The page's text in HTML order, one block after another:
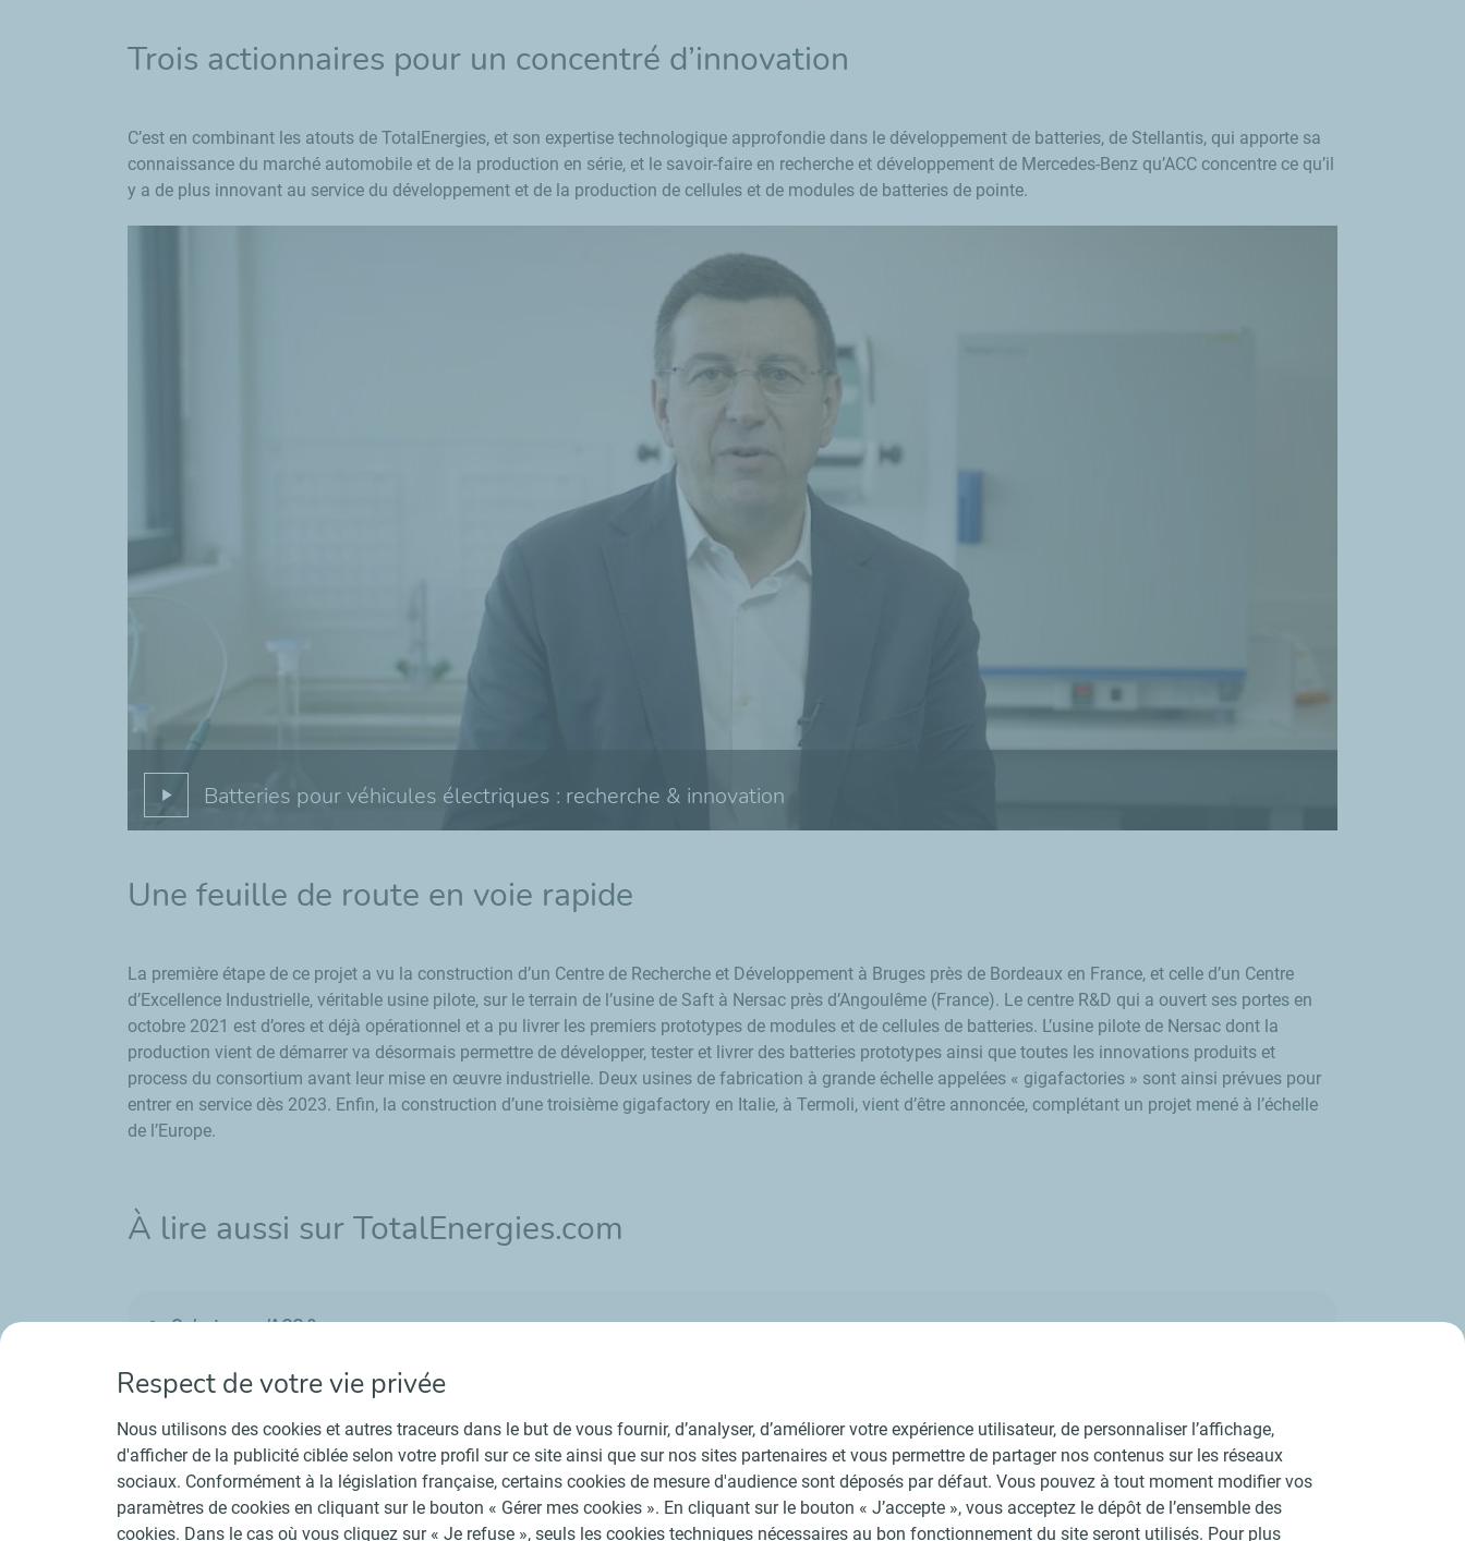
Trois actionnaires pour un concentré d’innovation
C’est en combinant les atouts de TotalEnergies, et son expertise technologique approfondie dans le développement de batteries, de Stellantis, qui apporte sa
connaissance du marché automobile et de la production en série, et le savoir-faire en recherche et développement de Mercedes-Benz qu’ACC concentre ce qu’il
y a de plus innovant au service du développement et de la production de cellules et de modules de batteries de pointe.
Batteries pour véhicules électriques : recherche & innovation
Une feuille de route en voie rapide
La première étape de ce projet a vu la construction d’un Centre de Recherche et Développement à Bruges près de Bordeaux en France, et celle d’un Centre
d’Excellence Industrielle, véritable usine pilote, sur le terrain de l’usine de Saft à Nersac près d’Angoulême (France). Le centre R&D qui a ouvert ses portes en
octobre 2021 est d’ores et déjà opérationnel et a pu livrer les premiers prototypes de modules et de cellules de batteries. L’usine pilote de Nersac dont la
production vient de démarrer va désormais permettre de développer, tester et livrer des batteries prototypes ainsi que toutes les innovations produits et
process du consortium avant leur mise en œuvre industrielle. Deux usines de fabrication à grande échelle appelées « gigafactories » sont ainsi prévues pour
entrer en service dès 2023. Enfin, la construction d’une troisième gigafactory en Italie, à Termoli, vient d’être annoncée, complétant un projet mené à l’échelle
de l’Europe.
À lire aussi sur TotalEnergies.com
Qu’est-ce qu’ACC ?
Réduire les émissions scope 3, ensemble avec la société
Respect de votre vie privée
Nous utilisons des cookies et autres traceurs dans le but de vous fournir, d’analyser, d’améliorer votre expérience utilisateur, de personnaliser l’affichage,
d'afficher de la publicité ciblée selon votre profil sur ce site ainsi que sur nos sites partenaires et vous permettre de partager nos contenus sur les réseaux
sociaux. Conformément à la législation française, certains cookies de mesure d'audience sont déposés par défaut. Vous pouvez à tout moment modifier vos
paramètres de cookies en cliquant sur le bouton « Gérer mes cookies ». En cliquant sur le bouton « J’accepte », vous acceptez le dépôt de l’ensemble des
cookies. Dans le cas où vous cliquez sur « Je refuse », seuls les cookies techniques nécessaires au bon fonctionnement du site seront utilisés. Pour plus